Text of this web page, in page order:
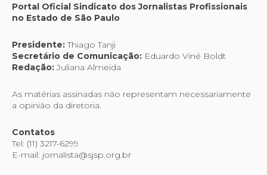
Portal Oficial Sindicato dos Jornalistas Profissionais
no Estado de São Paulo
Presidente:Thiago Tanji
Secretário de Comunicação: Eduardo Viné Boldt
Redação:Juliana Almeida
As matérias assinadas não representam necessariamente
a opinião da diretoria.
Contatos
Tel: (11) 3217-6299
E-mail: jornalista@sjsp.org.br